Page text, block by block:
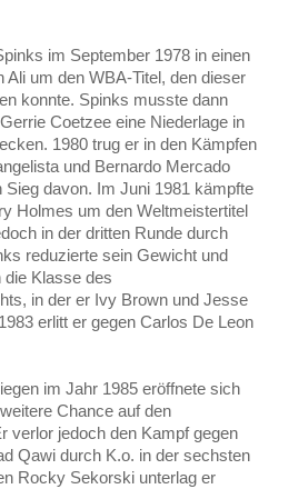
im September 1978 in einen
Ali um den WBA-Titel, den dieser
konnte. Spinks musste dann
Coetzee eine Niederlage in
1980 trug er in den Kämpfen
und Bernardo Mercado
Sieg davon. Im Juni 1981 kämpfte
Holmes um den Weltmeistertitel
in der dritten Runde durch
reduzierte sein Gewicht und
die Klasse des
in der er Ivy Brown und Jesse
erlitt er gegen Carlos De Leon
im Jahr 1985 eröffnete sich
Chance auf den
verlor jedoch den Kampf gegen
Qawi durch K.o. in der sechsten
Rocky Sekorski unterlag er